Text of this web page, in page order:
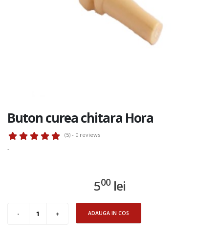
Buton curea chitara Hora
(5) - 0 reviews
-
500lei
ADAUGA IN COS